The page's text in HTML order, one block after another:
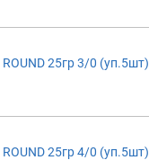
25гр 3/0 (уп.5шт)
25гр 4/0 (уп.5шт)